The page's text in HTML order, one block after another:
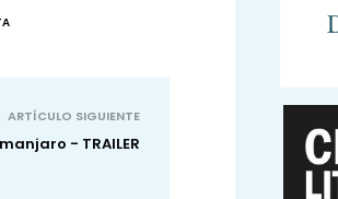
ARTÍCULO SIGUIENTE
- TRAILER